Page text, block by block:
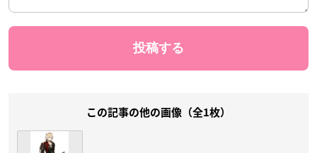
この記事の他の画像（全1枚）